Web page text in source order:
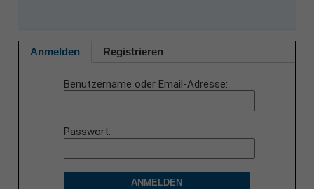
Anmelden Registrieren
Benutzername oder Email-Adresse
Passwort
ANMELDEN